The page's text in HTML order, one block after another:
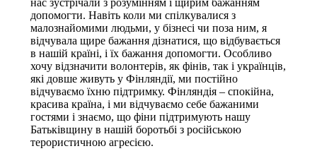
нас зустрічали з розумінням і щирим бажанням
допомогти. Навіть коли ми спілкувалися з
малознайомими людьми, у бізнесі чи поза ним, я
відчувала щире бажання дізнатися, що відбувається
в нашій країні, і їх бажання допомогти. Особливо
хочу відзначити волонтерів, як фінів, так і українців,
які довше живуть у Фінляндії, ми постійно
відчуваємо їхню підтримку. Фінляндія – спокійна,
красива країна, і ми відчуваємо себе бажаними
гостями і знаємо, що фіни підтримують нашу
Батьківщину в нашій боротьбі з російською
терористичною агресією.